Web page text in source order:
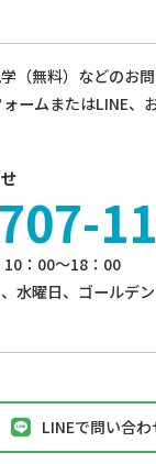
（無料）などのお問
ームまたはLINE、
10：00〜18：00
⽔曜⽇、ゴールデ
LINEで問い合わ